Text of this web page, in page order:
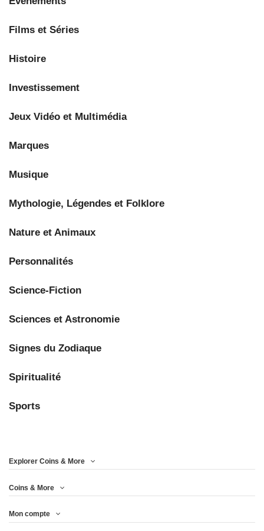
Films et Séries
Histoire
Investissement
Jeux Vidéo et Multimédia
Marques
Musique
Mythologie, Légendes et Folklore
Nature et Animaux
Personnalités
Science-Fiction
Sciences et Astronomie
Signes du Zodiaque
Spiritualité
Sports
Explorer Coins & More
Coins & More
Mon compte